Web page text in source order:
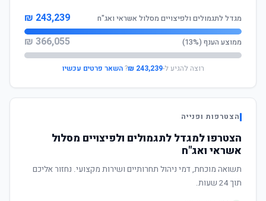
מגדל לתגמולים ולפיצויים מסלול אשראי ואג"ח 243,239 ₪
ממוצע הענף (13%) 366,055 ₪
רוצה להגיע ל-243,239 ₪
?השאר פרטים עכשיו
הצטרפות ופנייה
הצטרפו למגדל לתגמולים ולפיצויים מסלול
אשראי ואג"ח
תשואה מוכחת, דמי ניהול תחרותיים ושירות מקצועי. נחזור אליכם
תוך 24 שעות.